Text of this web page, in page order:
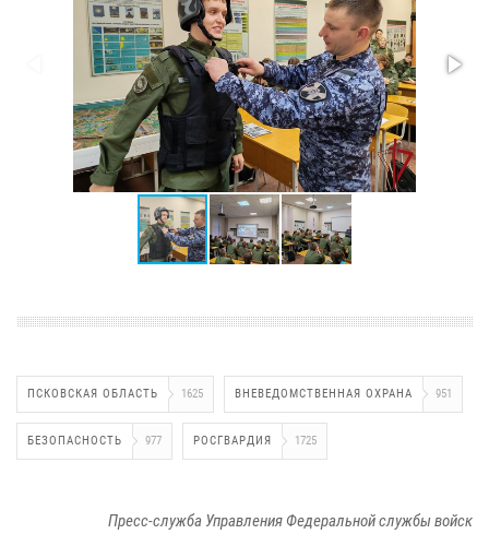
ПСКОВСКАЯ ОБЛАСТЬ 1625 ВНЕВЕДОМСТВЕННАЯ ОХРАНА 951
БЕЗОПАСНОСТЬ 977 РОСГВАРДИЯ 1725
Пресс-служба Управления Федеральной службы войск